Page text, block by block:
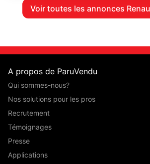
Voir toutes les annonces
A propos de ParuVendu
Qui sommes-nous?
Nos solutions pour les pros
Recrutement
Témoignages
Presse
Applications